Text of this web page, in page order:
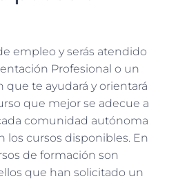
empleo y serás atendido
Profesional o un
que te ayudará y orientará
que mejor se adecue a
comunidad autónoma
los cursos disponibles. En
de formación son
que han solicitado un